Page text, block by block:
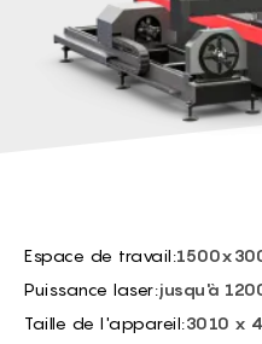
BG -
EL -
CS -
Espace de travail:
Puissance laser:jusqu'à
Taille de l'appareil:3010 x
Capteur de hauteur:
Max. vitesse de travail: